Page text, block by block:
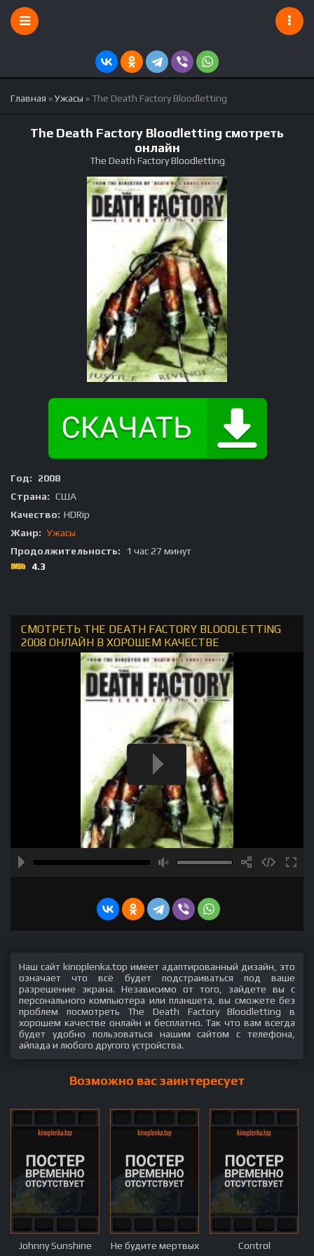
Главная »Ужасы » The Death Factory Bloodletting
The Death Factory Bloodletting смотреть
онлайн
The Death Factory Bloodletting
Год:
2008
Страна: США
Качество: HDRip
Жанр: Ужасы
Продолжительность:
1 час 27 минут
4.3
СМОТРЕТЬ THE DEATH FACTORY BLOODLETTING
2008 ОНЛАЙН В ХОРОШЕМ КАЧЕСТВЕ
Наш сайт kinoplenka.top имеет адаптированный дизайн, это
означает что всё будет подстраиваться под ваше
разрешение экрана. Независимо от того, зайдете вы с
персонального компьютера или планшета, вы сможете без
проблем посмотреть The Death Factory Bloodletting в
хорошем качестве онлайн и бесплатно. Так что вам всегда
будет удобно пользоваться нашим сайтом с телефона,
айпада и любого другого устройства.
Возможно вас заинтересует
Johnny Sunshine
Не будите мертвых Control